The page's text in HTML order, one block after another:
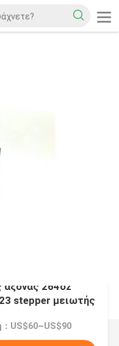
άξονας 264oz
stepper μειωτής
：US$60~US$90